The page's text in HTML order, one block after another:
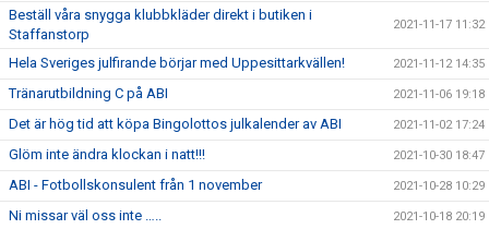
Beställ våra snygga klubbkläder direkt i butiken i
Staffanstorp
2021-11-17 11:32
Hela Sveriges julfirande börjar med Uppesittarkvällen! 2021-11-12 14:35
Tränarutbildning C på ABI 2021-11-06 19:18
Det är hög tid att köpa Bingolottos julkalender av ABI 2021-11-02 17:24
Glöm inte ändra klockan i natt!!! 2021-10-30 18:47
ABI - Fotbollskonsulent från 1 november 2021-10-28 10:29
Ni missar väl oss inte ….. 2021-10-18 20:19